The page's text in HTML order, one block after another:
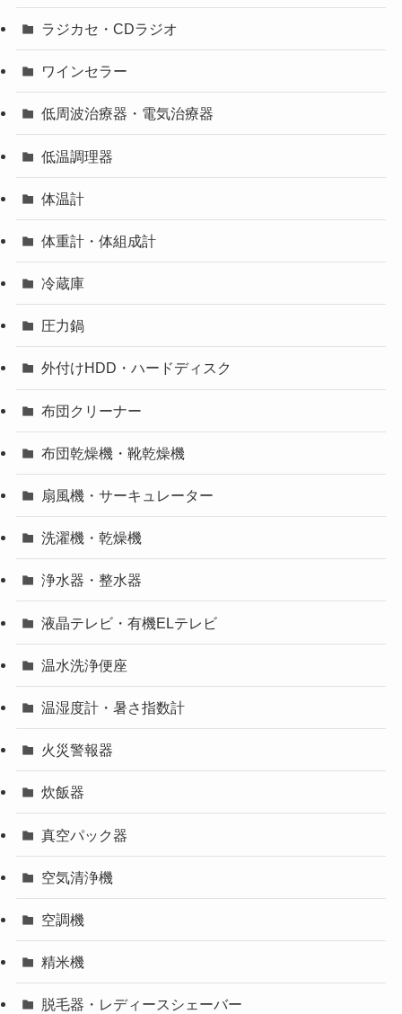
ラジカセ・CDラジオ
ワインセラー
低周波治療器・電気治療器
低温調理器
体温計
体重計・体組成計
冷蔵庫
圧力鍋
外付けHDD・ハードディスク
布団クリーナー
布団乾燥機・靴乾燥機
扇風機・サーキュレーター
洗濯機・乾燥機
浄水器・整水器
液晶テレビ・有機ELテレビ
温水洗浄便座
温湿度計・暑さ指数計
火災警報器
炊飯器
真空パック器
空気清浄機
空調機
精米機
脱毛器・レディースシェーバー